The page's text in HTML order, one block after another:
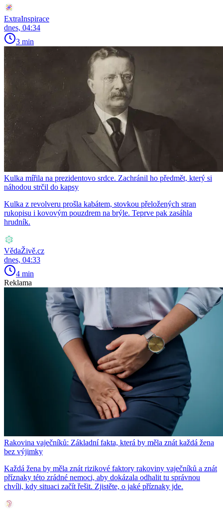
ExtraInspirace
dnes, 04:34
3 min
Kulka mířila na prezidentovo srdce. Zachránil ho předmět, který si
náhodou strčil do kapsy
Kulka z revolveru prošla kabátem, stovkou přeložených stran
rukopisu i kovovým pouzdrem na brýle. Teprve pak zasáhla
hrudník.
VědaŽivě.cz
dnes, 04:33
4 min
Reklama
Rakovina vaječníků: Základní fakta, která by měla znát každá žena
bez výjimky
Každá žena by měla znát rizikové faktory rakoviny vaječníků a znát
příznaky této zrádné nemoci, aby dokázala odhalit tu správnou
chvíli, kdy situaci začít řešit. Zjistěte, o jaké příznaky jde.